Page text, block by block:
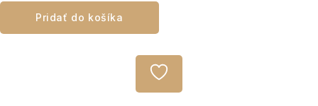
Pridať do košíka